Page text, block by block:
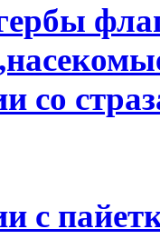
со
с